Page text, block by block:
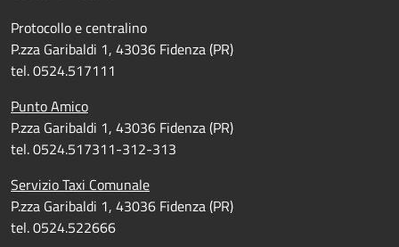
Protocollo e centralino
P.zza Garibaldi 1, 43036 Fidenza (PR)
tel. 0524.517111
Punto Amico
P.zza Garibaldi 1, 43036 Fidenza (PR)
tel. 0524.517311-312-313
Servizio Taxi Comunale
P.zza Garibaldi 1, 43036 Fidenza (PR)
tel. 0524.522666